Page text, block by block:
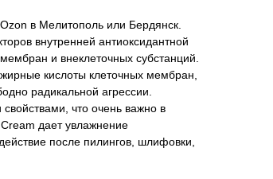
в Мелитополь или Бердянск.
внутренней антиоксидантной
и внеклеточных субстанций.
кислоты клеточных мембран,
радикальной агрессии.
что очень важно в
дает увлажнение
после пилингов, шлифовки,